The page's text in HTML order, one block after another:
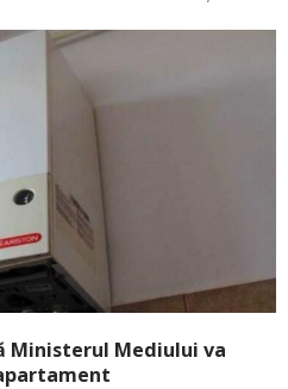
Ministerul Mediului va